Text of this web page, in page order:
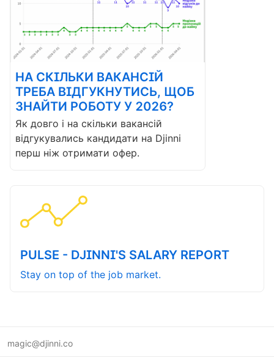
НА СКІЛЬКИ ВАКАНСІЙ
ТРЕБА ВІДГУКНУТИСЬ, ЩОБ
ЗНАЙТИ РОБОТУ У 2026?
Як довго і на скільки вакансій
відгукувались кандидати на Djinni
перш ніж отримати офер.
PULSE - DJINNI'S SALARY REPORT
Stay on top of the job market.
magic@djinni.co